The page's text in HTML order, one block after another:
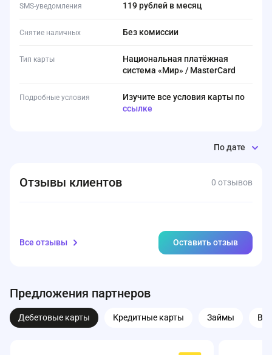
SMS-уведомления 119 рублей в месяц
Снятие наличных Без комиссии
Тип карты
Национальная платёжная
система «Мир» / MasterCard
Подробные условия
Изучите все условия карты по
ссылке
По дате
Отзывы клиентов 0 отзывов
Все отзывы Оставить отзыв
Предложения партнеров
Дебетовые карты Кредитные карты Займы